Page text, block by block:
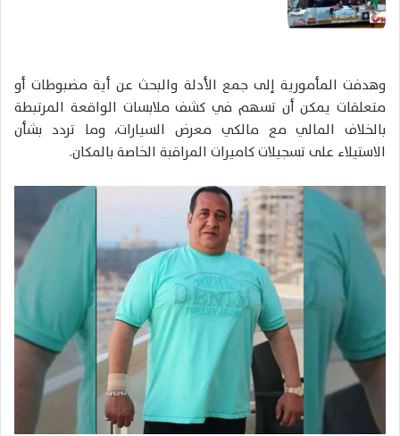
وهدفت المأمورية إلى جمع الأدلة والبحث عن أية مضبوطات أو
متعلقات يمكن أن تسهم في كشف ملابسات الواقعة المرتبطة
بالخلاف المالي مع مالكي معرض السيارات، وما تردد بشأن
الاستيلاء على تسجيلات كاميرات المراقبة الخاصة بالمكان.